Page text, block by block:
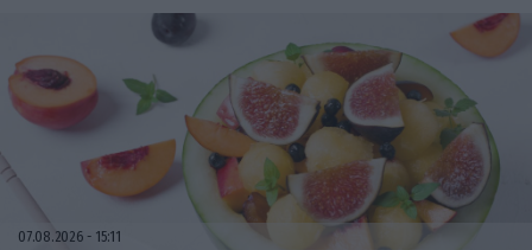
07.08.2026 15:11